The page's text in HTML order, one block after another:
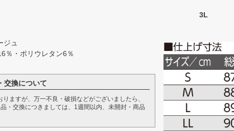
ジュ
％・ポリウレタン6％
交換について
ますが、万一不良・破損などがございましたら、
・交換につきましては、1週間以内、未開封・商品
3L